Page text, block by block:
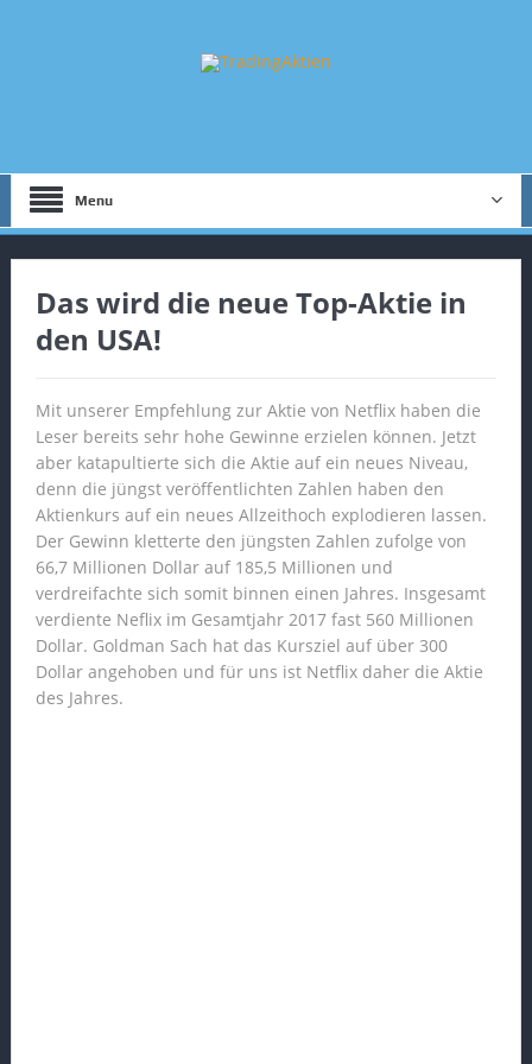
Menu
Das wird die neue Top-Aktie in
den USA!
Mit unserer Empfehlung zur Aktie von Netflix haben die
Leser bereits sehr hohe Gewinne erzielen können. Jetzt
aber katapultierte sich die Aktie auf ein neues Niveau,
denn die jüngst veröffentlichten Zahlen haben den
Aktienkurs auf ein neues Allzeithoch explodieren lassen.
Der Gewinn kletterte den jüngsten Zahlen zufolge von
66,7 Millionen Dollar auf 185,5 Millionen und
verdreifachte sich somit binnen einen Jahres. Insgesamt
verdiente Neflix im Gesamtjahr 2017 fast 560 Millionen
Dollar. Goldman Sach hat das Kursziel auf über 300
Dollar angehoben und für uns ist Netflix daher die Aktie
des Jahres.